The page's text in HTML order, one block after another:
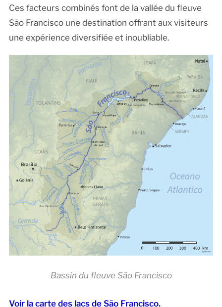
Ces facteurs combinés font de la vallée du fleuve
São Francisco une destination offrant aux visiteurs
une expérience diversifiée et inoubliable.
Bassin du fleuve São Francisco
Voir la carte des lacs de São Francisco.